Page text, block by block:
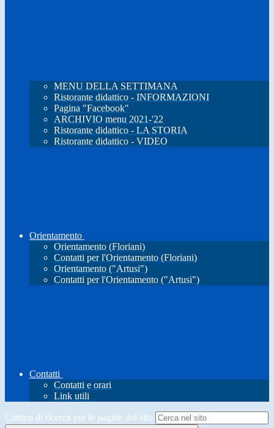
MENU DELLA SETTIMANA
Ristorante didattico - INFORMAZIONI
Pagina "Facebook"
ARCHIVIO menu 2021-'22
Ristorante didattico - LA STORIA
Ristorante didattico - VIDEO
Orientamento
Orientamento (Floriani)
Contatti per l'Orientamento (Floriani)
Orientamento ("Artusi")
Contatti per l'Orientamento ("Artusi")
Contatti
Contatti e orari
Link utili
Campo di ricerca per le pagine del sito